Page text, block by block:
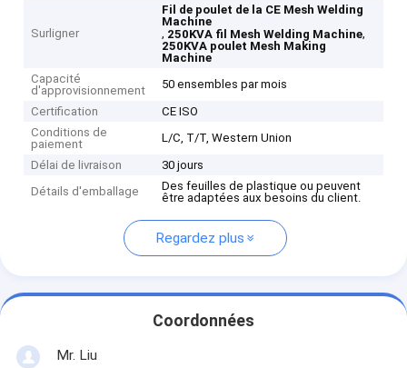
Surligner
Fil de poulet de la CE Mesh Welding
Machine
, 250KVA fil Mesh Welding Machine,
250KVA poulet Mesh Making
Machine
Capacité
d'approvisionnement
50 ensembles par mois
Certification
CE ISO
Conditions de
paiement
L/C, T/T, Western Union
Délai de livraison
30 jours
Détails d'emballage
Des feuilles de plastique ou peuvent
être adaptées aux besoins du client.
Regardez plus
Coordonnées
Mr. Liu